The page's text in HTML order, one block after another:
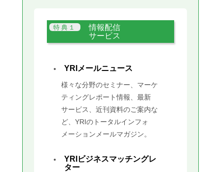
情報配信
サービス
YRIメールニュース
様々な分野のセミナー、マーケ
ティングレポート情報、最新
サービス、近刊資料のご案内な
ど、YRIのトータルインフォ
メーションメールマガジン。
YRIビジネスマッチングレ
ター